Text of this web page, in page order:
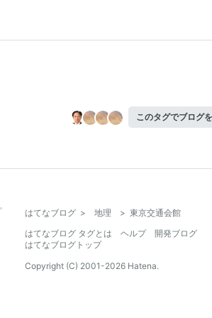
このタグでブログ
はてなブログ > 地理 > 東京交通会館
はてなブログ タグとは
ヘルプ
開発ブログ
はてなブログトップ
Copyright (C) 2001-2026 Hatena.